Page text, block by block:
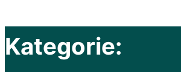
Kategorie: